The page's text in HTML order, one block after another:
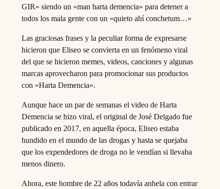
GIR» siendo un «man harta demencia» para detener a
todos los mala gente con un «quieto ahí conchetum…»
Las graciosas frases y la peculiar forma de expresarse
hicieron que Eliseo se convierta en un fenómeno viral
del que se hicieron memes, videos, canciones y algunas
marcas aprovecharon para promocionar sus productos
con «Harta Demencia».
Aunque hace un par de semanas el video de Harta
Demencia se hizo viral, el original de José Delgado fue
publicado en 2017, en aquella época, Eliseo estaba
hundido en el mundo de las drogas y hasta se quejaba
que los expendedores de droga no le vendían si llevaba
menos dinero.
Ahora, este hombre de 22 años todavía anhela con entrar